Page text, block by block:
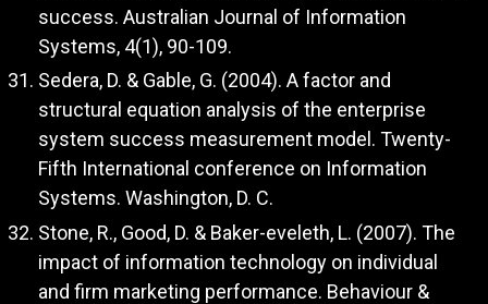
success. Australian Journal of Information
Systems, 4(1), 90-109.
Sedera, D. & Gable, G. (2004). A factor and
structural equation analysis of the enterprise
system success measurement model. Twenty-
Fifth International conference on Information
Systems. Washington, D. C.
Stone, R., Good, D. & Baker-eveleth, L. (2007). The
impact of information technology on individual
and firm marketing performance. Behaviour &